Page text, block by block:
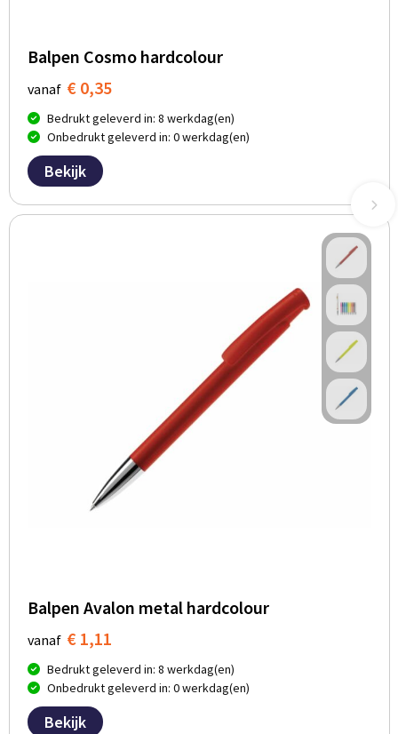
Balpen Cosmo hardcolour
vanaf € 0,35
Bedrukt geleverd in: 8 werkdag(en)
Onbedrukt geleverd in: 0 werkdag(en)
Bekijk
Balpen Avalon metal hardcolour
vanaf € 1,11
Bedrukt geleverd in: 8 werkdag(en)
Onbedrukt geleverd in: 0 werkdag(en)
Bekijk